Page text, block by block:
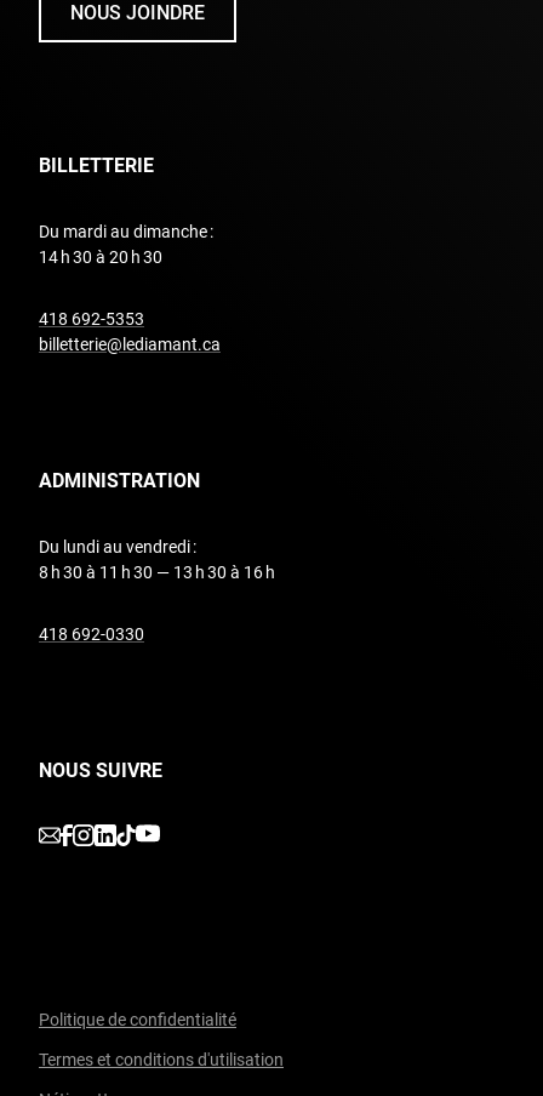
Facebook
undefined
linkedin
undefined
twitter
undefined
Courriel
NOUS JOINDRE
BILLETTERIE
Du mardi au dimanche :
14 h 30 à 20 h 30
418 692-5353
billetterie@lediamant.ca
ADMINISTRATION
Du lundi au vendredi :
8 h 30 à 11 h 30 — 13 h 30 à 16 h
418 692-0330
NOUS SUIVRE
undefined
undefined
undefined
undefined
undefined
Politique de confidentialité
Termes et conditions d'utilisation